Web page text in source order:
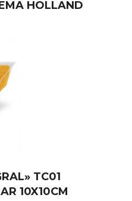
HOLLAND
TC01
10X10CM